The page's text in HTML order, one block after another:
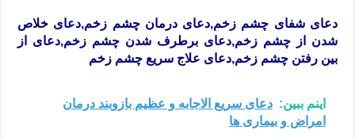
دعای شفای چشم زخم,دعای درمان چشم زخم,دعای خلاص
شدن از چشم زخم,دعای برطرف شدن چشم زخم,دعای از
بین رفتن چشم زخم,دعای علاج سریع چشم زخم
اینم ببین: دعای سریع الاجابه و عظیم بازوبند درمان
امراض و بیماری ها